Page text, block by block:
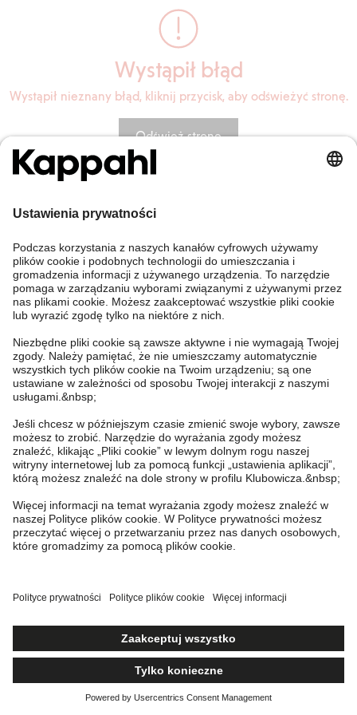
Wystąpił błąd
Wystąpił nieznany błąd, kliknij przycisk, aby odświeżyć stronę.
Odśwież stronę